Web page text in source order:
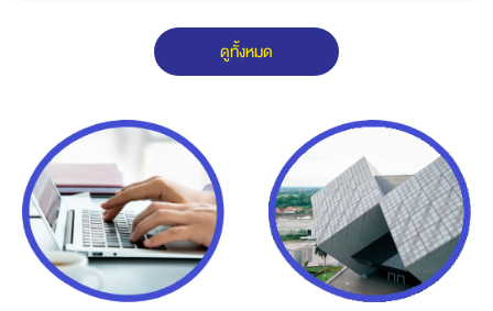
ดูทั้งหมด